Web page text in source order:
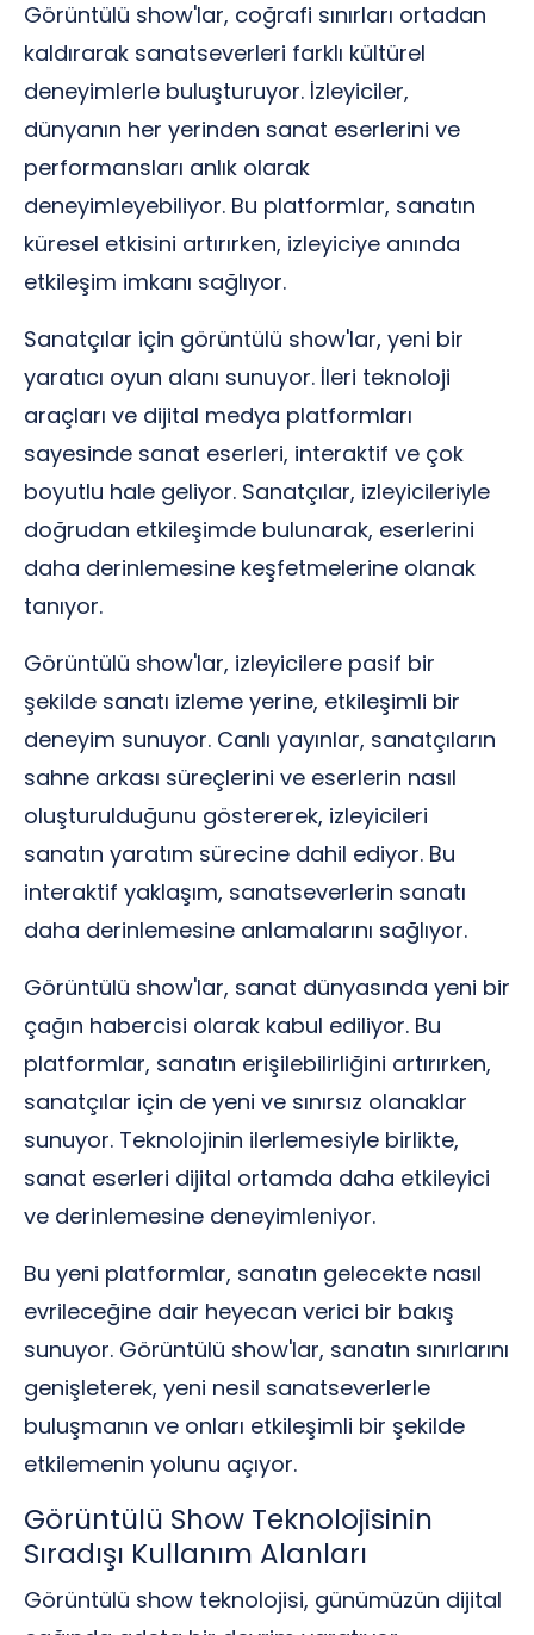
Görüntülü show'lar, coğrafi sınırları ortadan
kaldırarak sanatseverleri farklı kültürel
deneyimlerle buluşturuyor. İzleyiciler,
dünyanın her yerinden sanat eserlerini ve
performansları anlık olarak
deneyimleyebiliyor. Bu platformlar, sanatın
küresel etkisini artırırken, izleyiciye anında
etkileşim imkanı sağlıyor.
Sanatçılar için görüntülü show'lar, yeni bir
yaratıcı oyun alanı sunuyor. İleri teknoloji
araçları ve dijital medya platformları
sayesinde sanat eserleri, interaktif ve çok
boyutlu hale geliyor. Sanatçılar, izleyicileriyle
doğrudan etkileşimde bulunarak, eserlerini
daha derinlemesine keşfetmelerine olanak
tanıyor.
Görüntülü show'lar, izleyicilere pasif bir
şekilde sanatı izleme yerine, etkileşimli bir
deneyim sunuyor. Canlı yayınlar, sanatçıların
sahne arkası süreçlerini ve eserlerin nasıl
oluşturulduğunu göstererek, izleyicileri
sanatın yaratım sürecine dahil ediyor. Bu
interaktif yaklaşım, sanatseverlerin sanatı
daha derinlemesine anlamalarını sağlıyor.
Görüntülü show'lar, sanat dünyasında yeni bir
çağın habercisi olarak kabul ediliyor. Bu
platformlar, sanatın erişilebilirliğini artırırken,
sanatçılar için de yeni ve sınırsız olanaklar
sunuyor. Teknolojinin ilerlemesiyle birlikte,
sanat eserleri dijital ortamda daha etkileyici
ve derinlemesine deneyimleniyor.
Bu yeni platformlar, sanatın gelecekte nasıl
evrileceğine dair heyecan verici bir bakış
sunuyor. Görüntülü show'lar, sanatın sınırlarını
genişleterek, yeni nesil sanatseverlerle
buluşmanın ve onları etkileşimli bir şekilde
etkilemenin yolunu açıyor.
Görüntülü Show Teknolojisinin
Sıradışı Kullanım Alanları
Görüntülü show teknolojisi, günümüzün dijital